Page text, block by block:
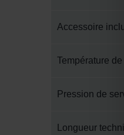
Accessoire
Température
Pression de
Longueur